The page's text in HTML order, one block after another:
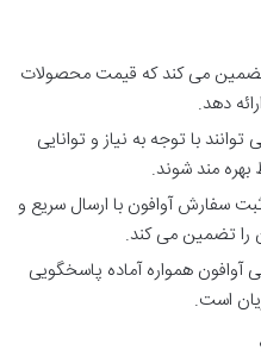
می کند که قیمت محصولات
دهد.
توانند با توجه به نیاز و توانایی
مند شوند.
سفارش آوافون با ارسال سریع و
تضمین می کند.
آوافون همواره آماده پاسخگویی
است.